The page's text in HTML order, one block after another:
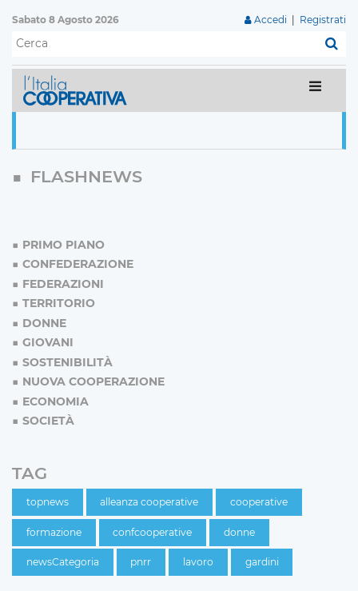
Sabato 8 Agosto 2026 Accedi Registrati
FLASHNEWS
PRIMO PIANO
CONFEDERAZIONE
FEDERAZIONI
TERRITORIO
DONNE
GIOVANI
SOSTENIBILITÀ
NUOVA COOPERAZIONE
ECONOMIA
SOCIETÀ
TAG
topnews alleanza cooperative cooperative
formazione confcooperative donne
newsCategoria pnrr lavoro gardini